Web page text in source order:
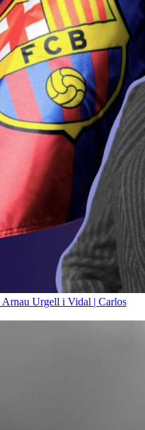
Arnau Urgell i Vidal | Carlos